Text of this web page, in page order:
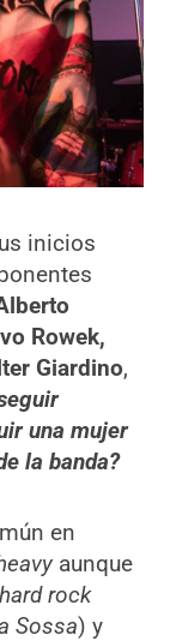
inicios
Rowek,
Giardino,
una mujer
la banda?
en
aunque
hard rock
Sossa) y